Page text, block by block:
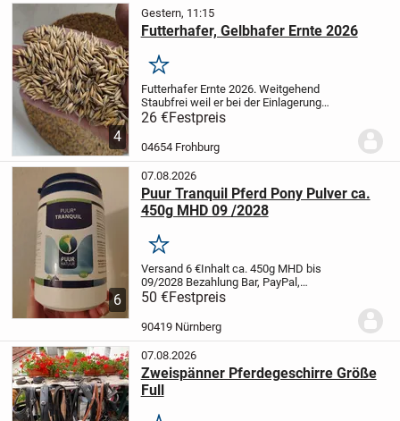
4
Gestern, 11:15
Futterhafer, Gelbhafer Ernte 2026
Merken
Futterhafer Ernte 2026. Weitgehend
Staubfrei weil er bei der Einlagerung
gereinigt wurde.
in 3 x 34 kg Säcke Größere Mengen im
Big Bag möglich, dann auch besserer...
26 €Festpreis
04654 Frohburg
6
07.08.2026
Puur Tranquil Pferd Pony Pulver ca.
450g MHD 09 /2028
Merken
Versand 6 €Inhalt ca. 450gMHD bis
09/2028Bezahlung Bar, PayPal,
ÜberweisungAbholung in 90419 Nürnberg
St. Johannis Palmplatz
chill tranquility tranquil beruhigend
50 €Festpreis
90419 Nürnberg
07.08.2026
Zweispänner Pferdegeschirre Größe
Full